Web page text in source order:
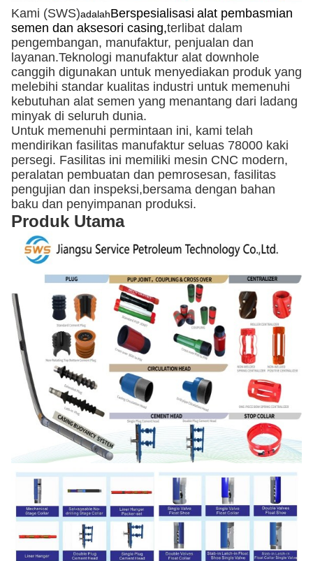
Kami (SWS)adalahBerspesialisasi alat pembasmian
semen dan aksesori casing,terlibat dalam
pengembangan, manufaktur, penjualan dan
layanan.Teknologi manufaktur alat downhole
canggih digunakan untuk menyediakan produk yang
melebihi standar kualitas industri untuk memenuhi
kebutuhan alat semen yang menantang dari ladang
minyak di seluruh dunia.
Untuk memenuhi permintaan ini, kami telah
mendirikan fasilitas manufaktur seluas 78000 kaki
persegi. Fasilitas ini memiliki mesin CNC modern,
peralatan pembuatan dan pemrosesan, fasilitas
pengujian dan inspeksi,bersama dengan bahan
baku dan penyimpanan produksi.
Produk Utama